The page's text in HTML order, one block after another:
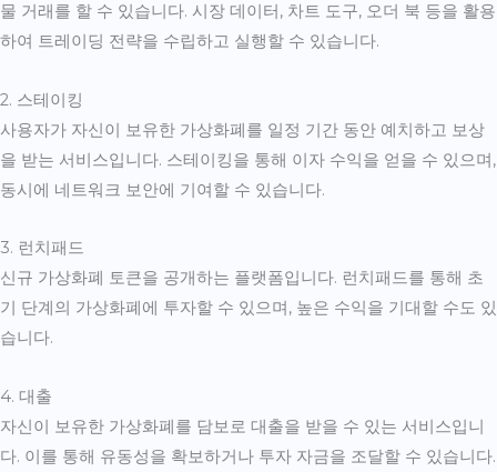
물 거래를 할 수 있습니다. 시장 데이터, 차트 도구, 오더 북 등을 활용
하여 트레이딩 전략을 수립하고 실행할 수 있습니다.
2. 스테이킹
사용자가 자신이 보유한 가상화폐를 일정 기간 동안 예치하고 보상
을 받는 서비스입니다. 스테이킹을 통해 이자 수익을 얻을 수 있으며,
동시에 네트워크 보안에 기여할 수 있습니다.
3. 런치패드
신규 가상화폐 토큰을 공개하는 플랫폼입니다. 런치패드를 통해 초
기 단계의 가상화폐에 투자할 수 있으며, 높은 수익을 기대할 수도 있
습니다.
4. 대출
자신이 보유한 가상화폐를 담보로 대출을 받을 수 있는 서비스입니
다. 이를 통해 유동성을 확보하거나 투자 자금을 조달할 수 있습니다.